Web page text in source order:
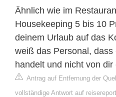
Ähnlich wie im
Housekeeping 5 bis 10
deinem Urlaub auf das
weiß das Personal, dass
handelt und nicht von
Antrag auf Entfernung der
vollständige Antwort auf